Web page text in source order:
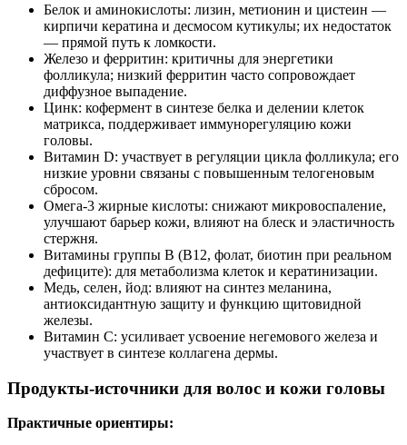
Белок и аминокислоты: лизин, метионин и цистеин —
кирпичи кератина и десмосом кутикулы; их недостаток
— прямой путь к ломкости.
Железо и ферритин: критичны для энергетики
фолликула; низкий ферритин часто сопровождает
диффузное выпадение.
Цинк: кофермент в синтезе белка и делении клеток
матрикса, поддерживает иммунорегуляцию кожи
головы.
Витамин D: участвует в регуляции цикла фолликула; его
низкие уровни связаны с повышенным телогеновым
сбросом.
Омега‑3 жирные кислоты: снижают микровоспаление,
улучшают барьер кожи, влияют на блеск и эластичность
стержня.
Витамины группы B (B12, фолат, биотин при реальном
дефиците): для метаболизма клеток и кератинизации.
Медь, селен, йод: влияют на синтез меланина,
антиоксидантную защиту и функцию щитовидной
железы.
Витамин C: усиливает усвоение негемового железа и
участвует в синтезе коллагена дермы.
Продукты‑источники для волос и кожи головы
Практичные ориентиры: